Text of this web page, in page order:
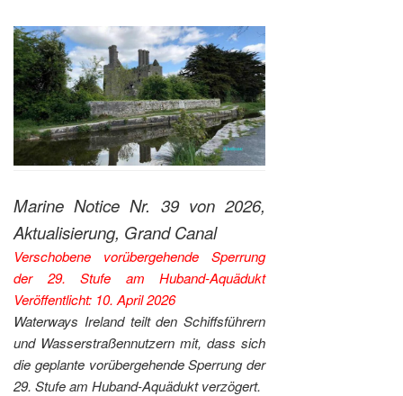
Marine Notice Nr. 39 von 2026,
Aktualisierung, Grand Canal
Verschobene vorübergehende Sperrung
der 29. Stufe am Huband-Aquädukt
Veröffentlicht: 10. April 2026
Waterways Ireland teilt den Schiffsführern
und Wasserstraßennutzern mit, dass sich
die geplante vorübergehende Sperrung der
29. Stufe am Huband-Aquädukt verzögert.